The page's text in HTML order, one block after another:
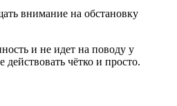
внимание на обстановку
и не идет на поводу у
чётко и просто.